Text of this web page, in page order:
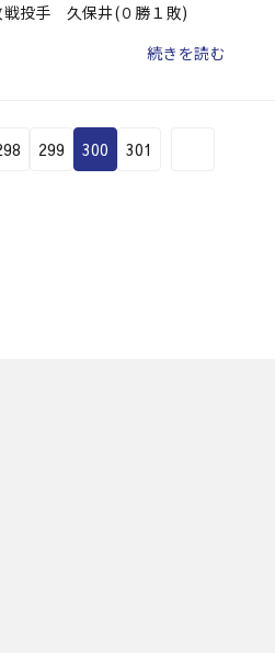
投手 久保井(０勝１敗)
続きを読む
299 300 301